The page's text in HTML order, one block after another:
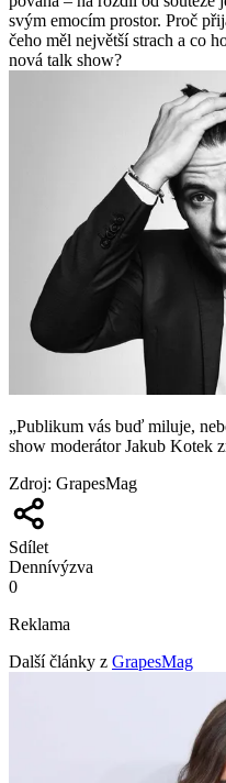
svým emocím prostor. Proč
čeho měl největší strach a co
nová talk show?
„Publikum vás buď miluje,
show moderátor Jakub Kotek
Zdroj: GrapesMag
Sdílet
Dennívýzva
0
Reklama
Další články z GrapesMag